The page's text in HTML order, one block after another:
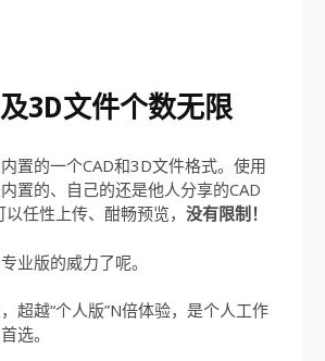
3D文件个数无限
置的一个CAD和3D文件格式。使用
置的、自己的还是他人分享的CAD
任性上传、酣畅预览， 没有限制！
业版的威力了呢。
超越“个人版”N倍体验，是个人工作
选。